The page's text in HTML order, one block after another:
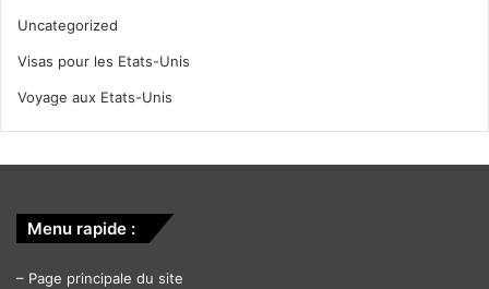
Uncategorized
Visas pour les Etats-Unis
Voyage aux Etats-Unis
Menu rapide :
– Page principale du site